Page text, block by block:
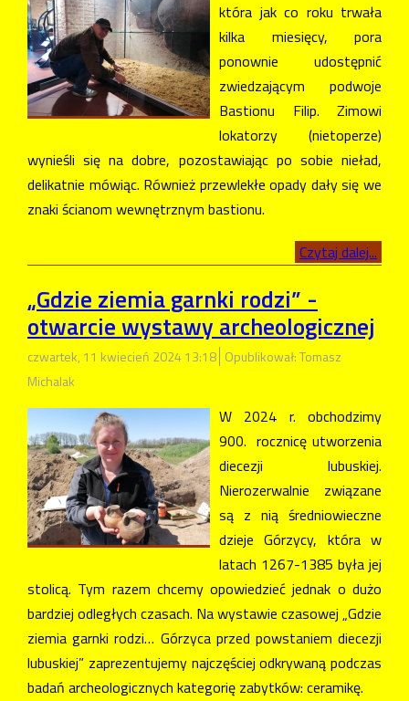
która jak co roku trwała
kilka miesięcy, pora
ponownie udostępnić
zwiedzającym podwoje
Bastionu Filip. Zimowi
lokatorzy (nietoperze)
wynieśli się na dobre, pozostawiając po sobie nieład,
delikatnie mówiąc. Również przewlekłe opady dały się we
znaki ścianom wewnętrznym bastionu.
Czytaj dalej...
„Gdzie ziemia garnki rodzi” -
otwarcie wystawy archeologicznej
czwartek, 11 kwiecień 2024 13:18 Opublikował: Tomasz
Michalak
W 2024 r. obchodzimy
900. rocznicę utworzenia
diecezji lubuskiej.
Nierozerwalnie związane
są z nią średniowieczne
dzieje Górzycy, która w
latach 1267-1385 była jej
stolicą. Tym razem chcemy opowiedzieć jednak o dużo
bardziej odległych czasach. Na wystawie czasowej „Gdzie
ziemia garnki rodzi… Górzyca przed powstaniem diecezji
lubuskiej” zaprezentujemy najczęściej odkrywaną podczas
badań archeologicznych kategorię zabytków: ceramikę.